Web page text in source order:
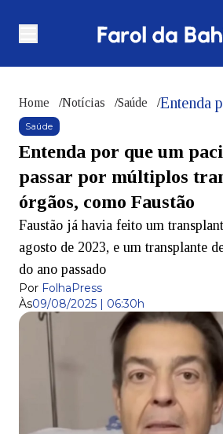
Home /Notícias /Saúde /
Saúde
Entenda por que um
passar por múltiplos
órgãos, como Faustão
Faustão já havia feito um
agosto de 2023, e um transplante
do ano passado
Por FolhaPress
Às09/08/2025 | 06:30h